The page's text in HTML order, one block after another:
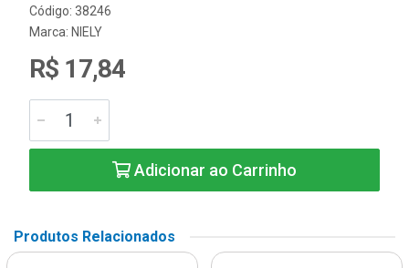
Código: 38246
Marca: NIELY
R$ 17,84
Adicionar ao Carrinho
Produtos Relacionados